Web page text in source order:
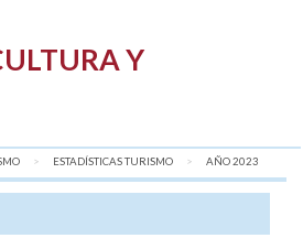
Y
ESTADÍSTICAS TURISMO AQUÍ:
AÑO 2023